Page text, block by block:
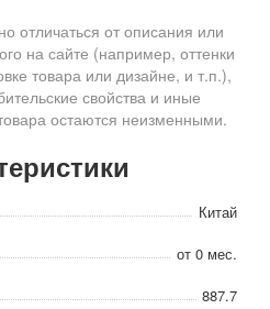
отличаться от описания или
на сайте (например, оттенки
товара или дизайне, и т.п.),
свойства и иные
остаются неизменными.
Китай
от 0 мес.
887.7